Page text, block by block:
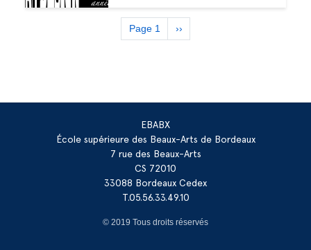
Pagination
Page 1
Next
page
››
EBABX
École supérieure des Beaux-Arts de Bordeaux
7 rue des Beaux-Arts
CS 72010
33088 Bordeaux Cedex
T.05.56.33.49.10
© 2019 Tous droits réservés